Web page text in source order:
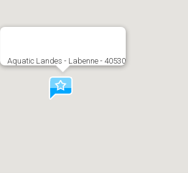
Aquatic Landes - Labenne - 40530